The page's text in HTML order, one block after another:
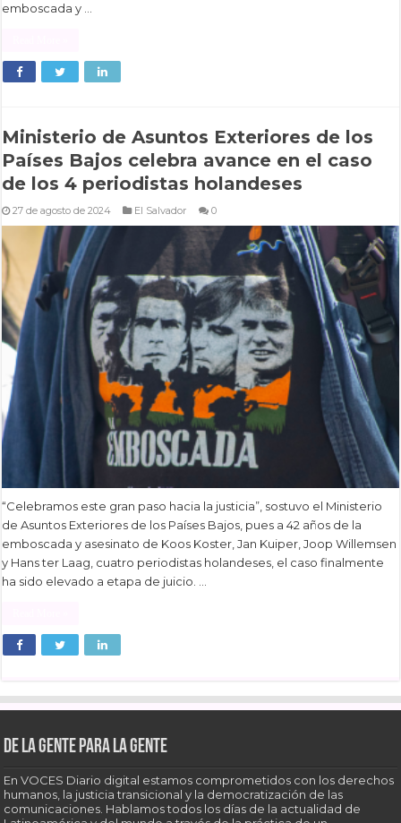
emboscada y …
Ministerio de Asuntos Exteriores de los
Países Bajos celebra avance en el caso
de los 4 periodistas holandeses
27 de agosto de 2024 El Salvador 0
“Celebramos este gran paso hacia la justicia”, sostuvo el Ministerio
de Asuntos Exteriores de los Países Bajos, pues a 42 años de la
emboscada y asesinato de Koos Koster, Jan Kuiper, Joop Willemsen
y Hans ter Laag, cuatro periodistas holandeses, el caso finalmente
ha sido elevado a etapa de juicio. …
De la gente para la gente
En VOCES Diario digital estamos comprometidos con los derechos
humanos, la justicia transicional y la democratización de las
comunicaciones. Hablamos todos los días de la actualidad de